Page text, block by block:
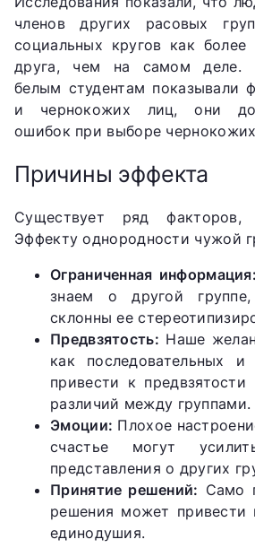
членов других расовых
социальных кругов как
друга, чем на самом деле.
белым студентам показывали
и чернокожих лиц, они
ошибок при выборе
Причины эффекта
Существует ряд факторов,
Эффекту однородности чужой
Ограниченная информация:
знаем о другой
склонны ее
Предвзятость: Наше
как последовательных
привести к
различий между группами.
Эмоции: Плохое
счастье могут
представления о других
Принятие решений: Само
решения может привести
единодушия.